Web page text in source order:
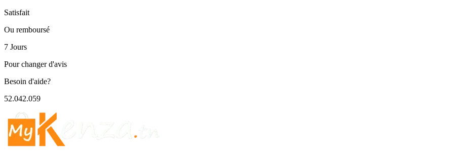
Satisfait
Ou remboursé
7 Jours
Pour changer d'avis
Besoin d'aide?
52.042.059